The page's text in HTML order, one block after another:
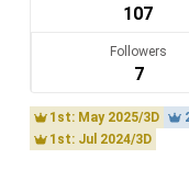
なにがきっかけでメ
わたしの作るどんな
なので、わたしは作り
ています。
107
Followers
7
1st: May 2025/3D
1st: Jul 2024/3D